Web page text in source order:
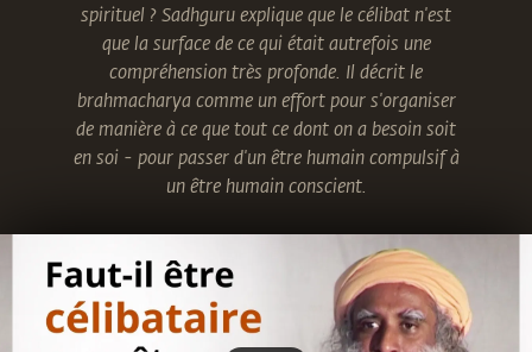
spirituel ? Sadhguru explique que le célibat n'est
que la surface de ce qui était autrefois une
compréhension très profonde. Il décrit le
brahmacharya comme un effort pour s'organiser
de manière à ce que tout ce dont on a besoin soit
en soi - pour passer d'un être humain compulsif à
un être humain conscient.